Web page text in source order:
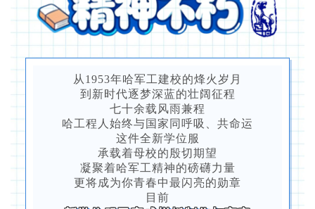
从1953年哈军工建校的烽火岁月
到新时代逐梦深蓝的壮阔征程
七十余载风雨兼程
哈工程人始终与国家同呼吸、共命运
这件全新学位服
承载着母校的殷切期望
凝聚着哈军工精神的磅礴力量
更将成为你青春中最闪亮的勋章
目前